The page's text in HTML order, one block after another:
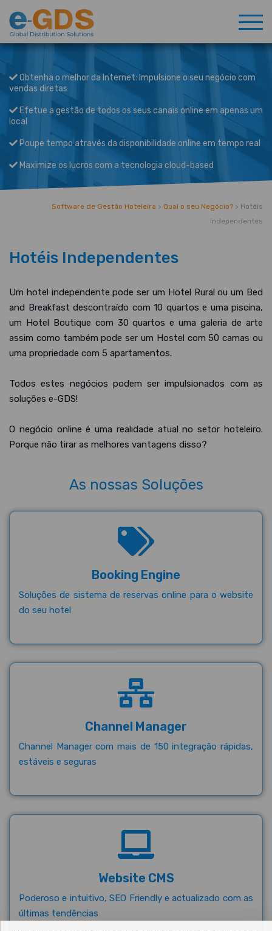
Obtenha o melhor da Internet: Impulsione o seu negócio com
vendas diretas
Efetue a gestão de todos os seus canais online em apenas um
local
Poupe tempo através da disponibilidade online em tempo real
Maximize os lucros com a tecnologia cloud-based
Software de Gestão Hoteleira > Qual o seu Negócio? > Hotéis
Independentes
Hotéis Independentes
Um hotel independente pode ser um Hotel Rural ou um Bed
and Breakfast descontraído com 10 quartos e uma piscina,
um Hotel Boutique com 30 quartos e uma galeria de arte
assim como também pode ser um Hostel com 50 camas ou
uma propriedade com 5 apartamentos.
Todos estes negócios podem ser impulsionados com as
soluções e-GDS!
O negócio online é uma realidade atual no setor hoteleiro.
Porque não tirar as melhores vantagens disso?
As nossas Soluções
Booking Engine
Soluções de sistema de reservas online para o website
do seu hotel
Channel Manager
Channel Manager com mais de 150 integração rápidas,
estáveis e seguras
Website CMS
Poderoso e intuitivo, SEO Friendly e actualizado com as
últimas tendências